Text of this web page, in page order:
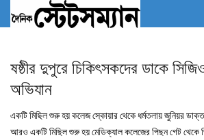
ষষ্ঠীর দুপুরে চিকিৎসকদের ডাকে
অভিযান
একটি মিছিল শুরু হয় কলেজ স্কোয়ার থেকে ধর্মতলায় জুনিয়র
আরও একটি মিছিল শুরু হয় মেডিক্যাল কলেজের পিছন গেট থেকে